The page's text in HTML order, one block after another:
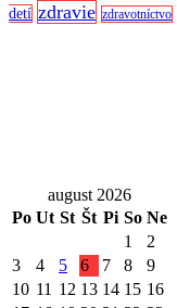
detí zdravie zdravotníctvo
august 2026
Po Ut St Št Pi So Ne
1
2
3
4 5 6 7 8
9
10 11 12 13 14 15 16